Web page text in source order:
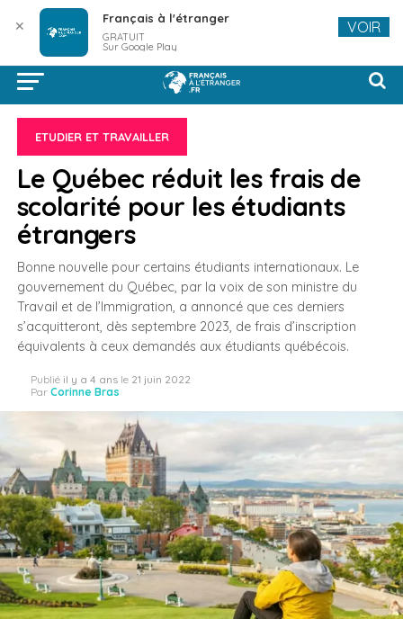
ETUDIER ET TRAVAILLER
Le Québec réduit les frais de
scolarité pour les étudiants
étrangers
Bonne nouvelle pour certains étudiants internationaux. Le
gouvernement du Québec, par la voix de son ministre du
Travail et de l’Immigration, a annoncé que ces derniers
s’acquitteront, dès septembre 2023, de frais d’inscription
équivalents à ceux demandés aux étudiants québécois.
Publié il y a 4 ans le 21 juin 2022
Par Corinne Bras
✕ Français à l'étranger
GRATUIT
Sur Google Play
VOIR